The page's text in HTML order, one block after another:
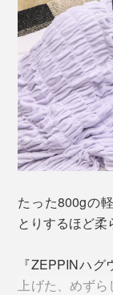
ひと晩中、足
さに、すっかり
撚りをかけた
を撚り合せた
て“すき間”が
すき間のある糸
空気をたっぷ
たった800gの
とりするほど
『ZEPPINハ
上げた、めず